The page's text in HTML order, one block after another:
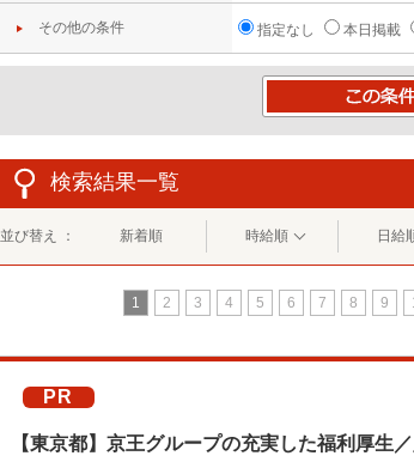
その他の条件 指定なし 本日掲載
検索結果一覧
並び替え ： 新着順 時給順 日給
1 2 3 4 5 6 7 8 9
PR
【東京都】京王グループの充実した福利厚生